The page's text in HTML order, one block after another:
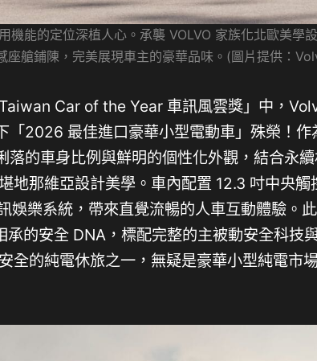
能的定位深植人心。承襲 VOLVO 家族化北歐美學
座艙鋪陳，完美展現車主的豪華品味。(圖片提供：
Car of the Year 車訊風雲獎」中，
「2026 最佳進口豪華小型電動車」殊榮！作
落的車身比例與鮮明的個性化外觀，結合永
地那維亞設計美學。車內配置 12.3 吋中央觸
娛樂系統，帶來直覺流暢的人車互動體驗。此
承的安全 DNA，標配完整的主被動安全科技
全的純電休旅之一，無疑是豪華小型純電市